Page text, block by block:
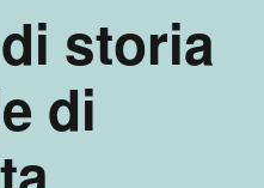
storia
di